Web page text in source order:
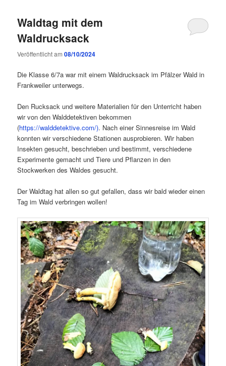
Waldtag mit dem
Waldrucksack
Veröffentlicht am08/10/2024
Die Klasse 6/7a war mit einem Waldrucksack im Pfälzer Wald in
Frankweiler unterwegs.
Den Rucksack und weitere Materialien für den Unterricht haben
wir von den Walddetektiven bekommen
(https://walddetektive.com/). Nach einer Sinnesreise im Wald
konnten wir verschiedene Stationen ausprobieren. Wir haben
Insekten gesucht, beschrieben und bestimmt, verschiedene
Experimente gemacht und Tiere und Pflanzen in den
Stockwerken des Waldes gesucht.
Der Waldtag hat allen so gut gefallen, dass wir bald wieder einen
Tag im Wald verbringen wollen!